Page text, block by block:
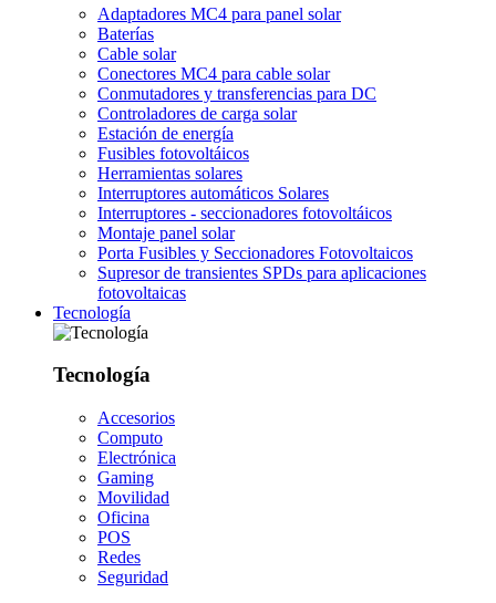
Adaptadores MC4 para panel solar
Baterías
Cable solar
Conectores MC4 para cable solar
Conmutadores y transferencias para DC
Controladores de carga solar
Estación de energía
Fusibles fotovoltáicos
Herramientas solares
Interruptores automáticos Solares
Interruptores - seccionadores fotovoltáicos
Montaje panel solar
Porta Fusibles y Seccionadores Fotovoltaicos
Supresor de transientes SPDs para aplicaciones
fotovoltaicas
Tecnología
Tecnología
Accesorios
Computo
Electrónica
Gaming
Movilidad
Oficina
POS
Redes
Seguridad